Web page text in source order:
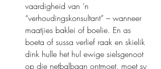
vaardigheid van ‘n
“verhoudingskonsultant” – wanneer
maatjies baklei of boelie. En as
boeta of sussa verlief raak en skielik
dink hulle het hul ewige sielsgenoot
op die netbalbaan ontmoet, moet sy